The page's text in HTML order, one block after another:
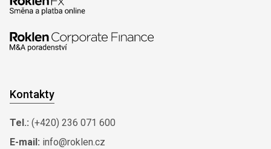
Kontakty
Tel.: (+420) 236 071 600
E-mail: info@roklen.cz